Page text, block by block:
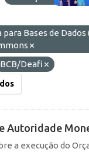
Bases de Dados
BCB/Deafi
Autoridade
a execução do